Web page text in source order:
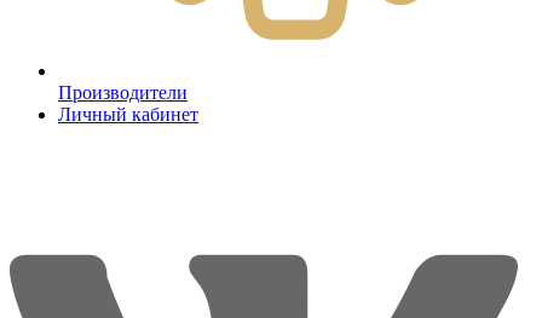
Производители
Личный кабинет